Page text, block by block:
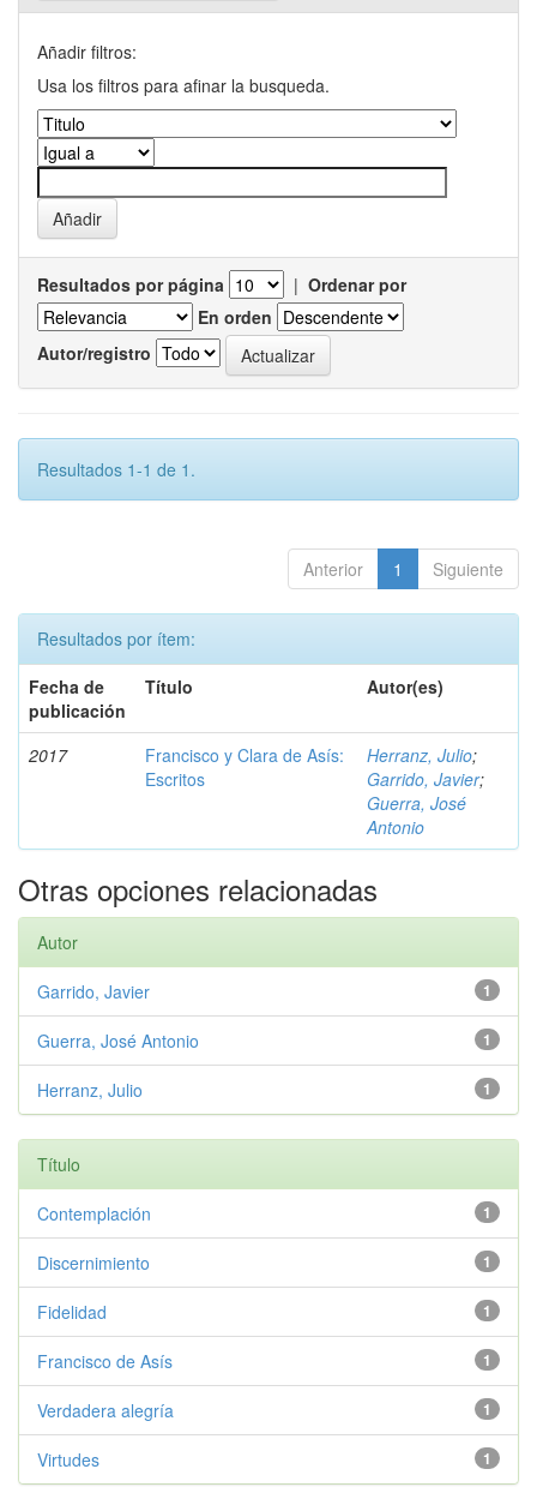
Añadir filtros:
Usa los filtros para afinar la busqueda.
Resultados por página | Ordenar por
En orden
Autor/registro
Resultados 1-1 de 1.
Anterior 1 Siguiente
Resultados por ítem:
Fecha de
publicación
Título Autor(es)
2017
Francisco y Clara de Asís:
Escritos
Herranz, Julio;
Garrido, Javier;
Guerra, José
Antonio
Otras opciones relacionadas
Autor
1
Garrido, Javier
1
Guerra, José Antonio
1
Herranz, Julio
Título
1
Contemplación
1
Discernimiento
1
Fidelidad
1
Francisco de Asís
1
Verdadera alegría
1
Virtudes